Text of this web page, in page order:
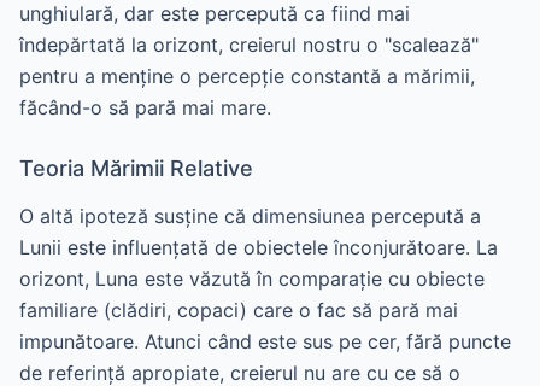
unghiulară, dar este percepută ca fiind mai
îndepărtată la orizont, creierul nostru o "scalează"
pentru a menține o percepție constantă a mărimii,
făcând-o să pară mai mare.
Teoria Mărimii Relative
O altă ipoteză susține că dimensiunea percepută a
Lunii este influențată de obiectele înconjurătoare. La
orizont, Luna este văzută în comparație cu obiecte
familiare (clădiri, copaci) care o fac să pară mai
impunătoare. Atunci când este sus pe cer, fără puncte
de referință apropiate, creierul nu are cu ce să o